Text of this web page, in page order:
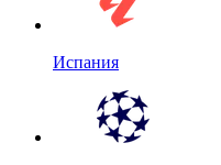
Испания